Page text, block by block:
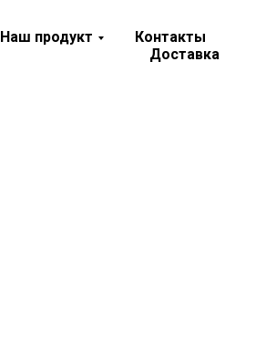
Наш продукт
Контакты
Доставка